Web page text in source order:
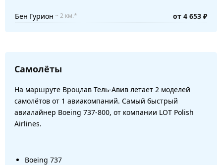
Бен Гурион ~ 2 км.* от 4 653 ₽
Самолёты
На маршруте Вроцлав Тель-Авив летает 2 моделей
самолётов от 1 авиакомпаний. Самый быстрый
авиалайнер Boeing 737-800, от компании LOT Polish
Airlines.
Boeing 737